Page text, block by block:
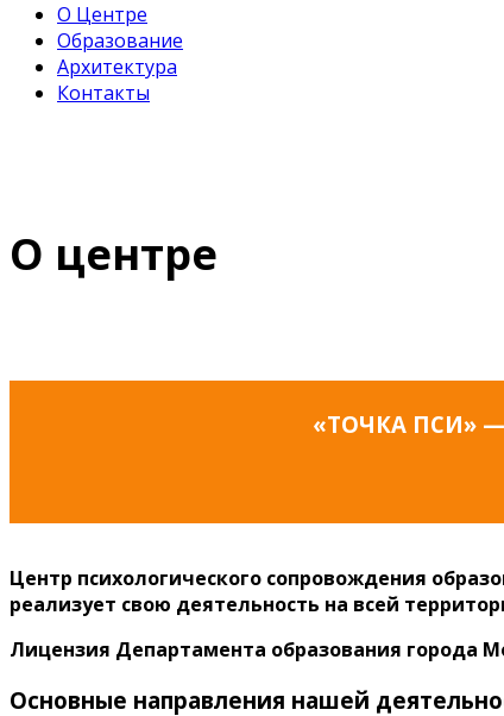
О Центре
Образование
Архитектура
Контакты
О центре
«ТОЧКА ПСИ»
Центр психологического сопровождения
реализует свою деятельность на всей
Лицензия Департамента образования города
Основные направления нашей